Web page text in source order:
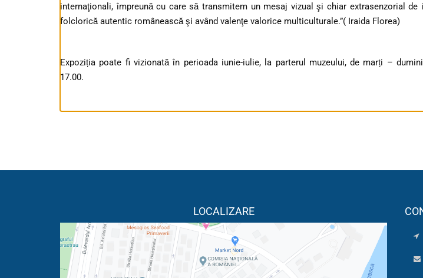
internaţionali, împreună cu care să transmitem un mesaj vizual şi chiar extrasenzorial de
folclorică autentic românească şi având valenţe valorice multiculturale.”( Iraida Florea)
Expoziția poate fi vizionată în perioada iunie-iulie, la parterul muzeului, de marți –
17.00.
LOCALIZARE